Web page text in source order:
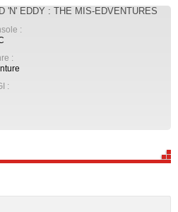
'N' EDDY : THE MIS-EDVENTURES
:
:
: